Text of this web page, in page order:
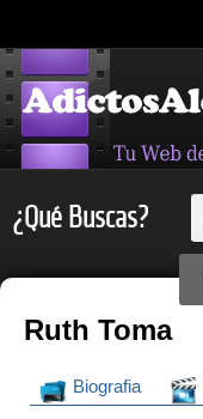
¿Qué Buscas?
Ruth Toma
Biografia